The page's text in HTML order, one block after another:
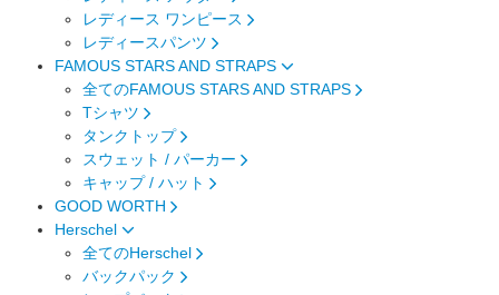
レディース ワンピース
レディースパンツ
FAMOUS STARS AND STRAPS
全てのFAMOUS STARS AND STRAPS
Tシャツ
タンクトップ
スウェット / パーカー
キャップ / ハット
GOOD WORTH
Herschel
全てのHerschel
バックパック